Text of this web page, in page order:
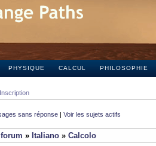
PHYSIQUE CALCUL PHILOSOPHIE
Inscription
sans réponse | Voir les sujets actifs
» Italiano » Calcolo